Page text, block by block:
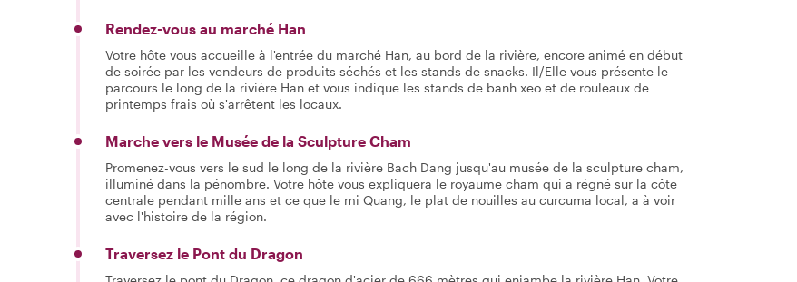
Rendez-vous au marché Han
Votre hôte vous accueille à l'entrée du marché Han, au bord de la rivière, encore animé en début
de soirée par les vendeurs de produits séchés et les stands de snacks. Il/Elle vous présente le
parcours le long de la rivière Han et vous indique les stands de banh xeo et de rouleaux de
printemps frais où s'arrêtent les locaux.
Marche vers le Musée de la Sculpture Cham
Promenez-vous vers le sud le long de la rivière Bach Dang jusqu'au musée de la sculpture cham,
illuminé dans la pénombre. Votre hôte vous expliquera le royaume cham qui a régné sur la côte
centrale pendant mille ans et ce que le mi Quang, le plat de nouilles au curcuma local, a à voir
avec l'histoire de la région.
Traversez le Pont du Dragon